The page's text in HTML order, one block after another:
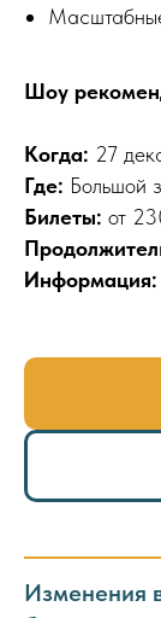
Шоу
Когда: 27
Где: Большой
Билеты: от
Информация:
Изменения